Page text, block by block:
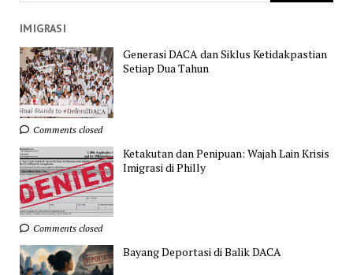
IMIGRASI
Generasi DACA dan Siklus Ketidakpastian
Setiap Dua Tahun
Comments closed
Ketakutan dan Penipuan: Wajah Lain Krisis
Imigrasi di Philly
Comments closed
Bayang Deportasi di Balik DACA